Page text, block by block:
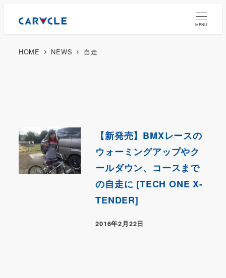
MENU
HOME NEWS 自走
【新発売】BMXレースの
ウォーミングアップやク
ールダウン、コースまで
の自走に [TECH ONE X-
TENDER]
2016年2月22日